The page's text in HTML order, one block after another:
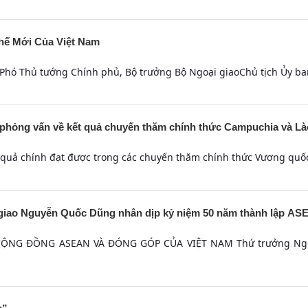
Mới Của Việt Nam
Thủ tướng Chính phủ, Bộ trưởng Bộ Ngoại giaoChủ tịch Ủy
vấn về kết quả chuyến thăm chính thức Campuchia và
chính đạt được trong các chuyến thăm chính thức Vương
Nguyễn Quốc Dũng nhân dịp kỷ niệm 50 năm thành lập
ĐỒNG ASEAN VÀ ĐÓNG GÓP CỦA VIỆT NAM Thứ trưởng